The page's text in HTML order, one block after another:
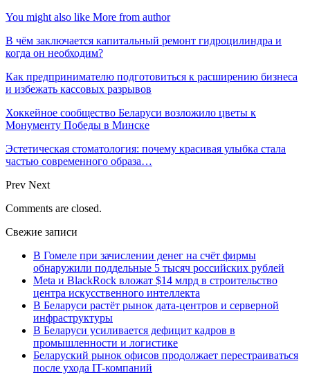
You might also like More from author
В чём заключается капитальный ремонт гидроцилиндра и
когда он необходим?
Как предпринимателю подготовиться к расширению бизнеса
и избежать кассовых разрывов
Хоккейное сообщество Беларуси возложило цветы к
Монументу Победы в Минске
Эстетическая стоматология: почему красивая улыбка стала
частью современного образа…
Prev Next
Comments are closed.
Свежие записи
В Гомеле при зачислении денег на счёт фирмы
обнаружили поддельные 5 тысяч российских рублей
Meta и BlackRock вложат $14 млрд в строительство
центра искусственного интеллекта
В Беларуси растёт рынок дата-центров и серверной
инфраструктуры
В Беларуси усиливается дефицит кадров в
промышленности и логистике
Беларуский рынок офисов продолжает перестраиваться
после ухода IT-компаний